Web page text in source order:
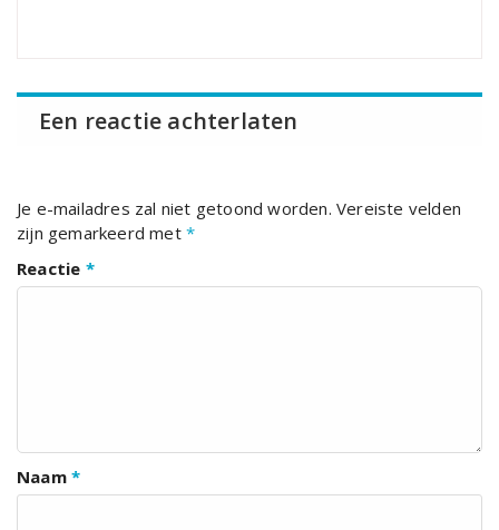
Een reactie achterlaten
Je e-mailadres zal niet getoond worden. Vereiste velden
zijn gemarkeerd met *
Reactie *
Naam *